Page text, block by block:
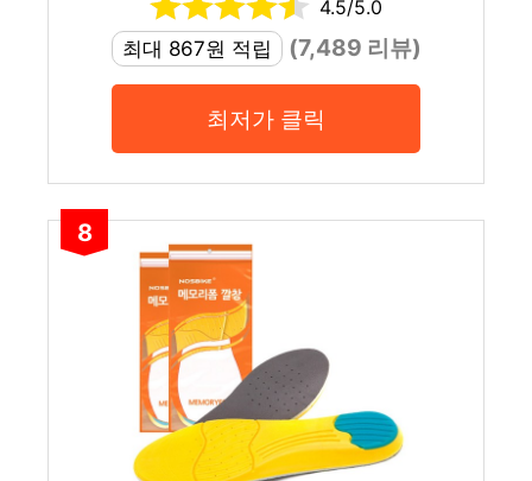
4.5/5.0
최대 867원 적립
(7,489 리뷰)
최저가 클릭
8